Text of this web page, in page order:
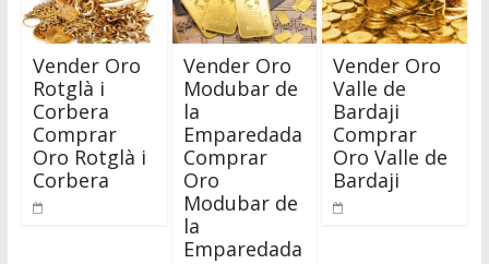
Vender Oro
Rotglà i
Corbera
Comprar
Oro Rotglà i
Corbera
Vender Oro
Modubar de
la
Emparedada
Comprar
Oro
Modubar de
la
Emparedada
Vender Oro
Valle de
Bardaji
Comprar
Oro Valle de
Bardaji